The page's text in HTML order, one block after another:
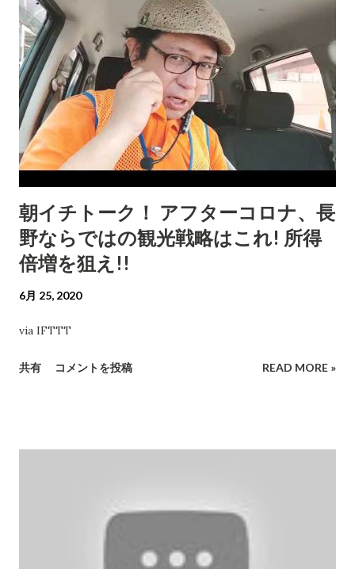
朝イチトーク！ アフターコロナ、長
野ならではの観光戦略はこれ! 所得
倍増を狙え!!
6月 25, 2020
via IFTTT
共有 コメントを投稿 READ MORE »